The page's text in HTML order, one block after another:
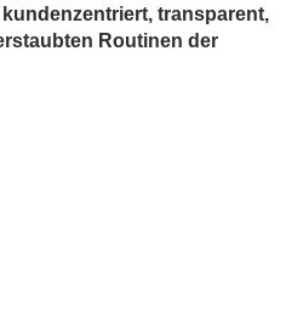
transparent,
Routinen der